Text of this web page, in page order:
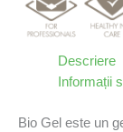
Descriere
Informații
Bio Gel este un